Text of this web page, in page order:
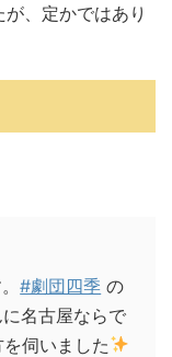
、定かではあり
#劇団四季 の
に名古屋ならで
伺いました